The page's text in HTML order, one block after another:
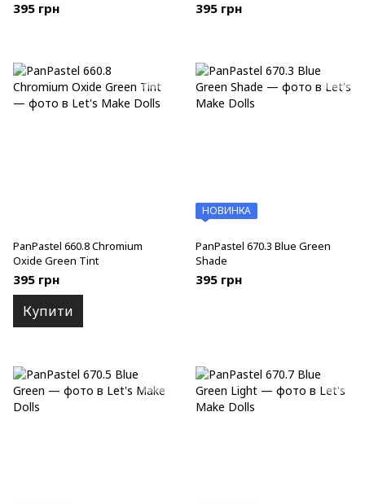
395 грн 395 грн
PanPastel 660.8 Chromium
Oxide Green Tint
395 грн
Купити
НОВИНКА
PanPastel 670.3 Blue Green
Shade
395 грн